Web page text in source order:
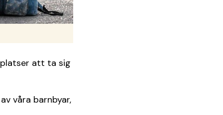
att ta sig
våra barnbyar,